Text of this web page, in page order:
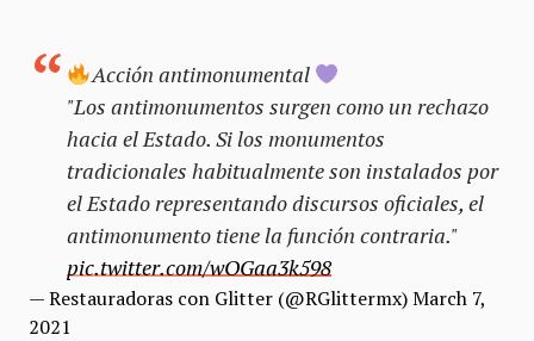
Acción antimonumental
"Los antimonumentos surgen como un rechazo
hacia el Estado. Si los monumentos
tradicionales habitualmente son instalados por
el Estado representando discursos oficiales, el
antimonumento tiene la función contraria."
pic.twitter.com/wOGaa3k598
— Restauradoras con Glitter (@RGlittermx)March 7,
2021